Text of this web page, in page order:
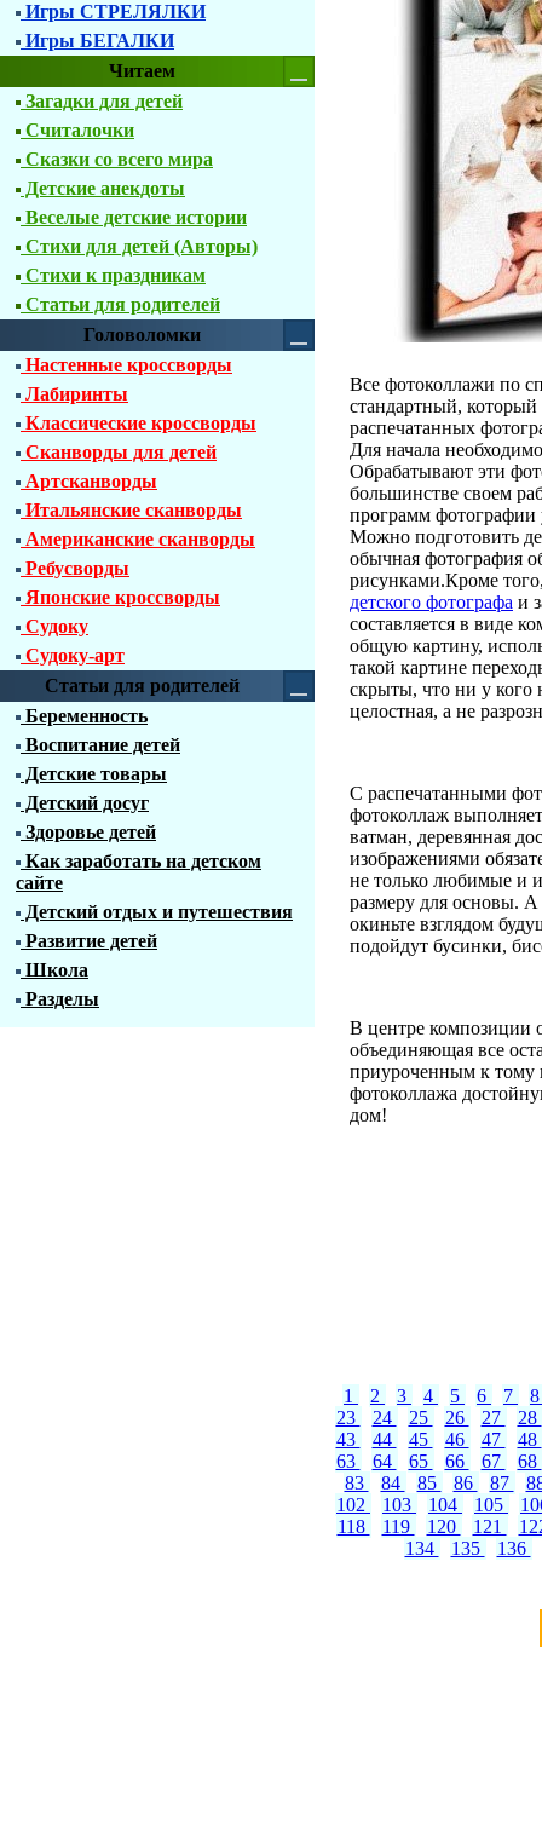
Игры СТРЕЛЯЛКИ
Игры БЕГАЛКИ
Читаем
Загадки для детей
Считалочки
Сказки со всего мира
Детские анекдоты
Веселые детские истории
Стихи для детей (Авторы)
Стихи к праздникам
Статьи для родителей
Головоломки
Настенные кроссворды
Лабиринты
Классические кроссворды
Сканворды для детей
Артсканворды
Итальянские сканворды
Американские сканворды
Ребусворды
Японские кроссворды
Судоку
Судоку-арт
Статьи для родителей
Беременность
Воспитание детей
Детские товары
Детский досуг
Здоровье детей
Как заработать на детском
сайте
Детский отдых и путешествия
Развитие детей
Школа
Разделы
Все фотоколлажи по
стандартный,
распечатанных
Для начала
Обрабатывают эти
большинстве своем
программ
Можно подготовить
обычная фотография
рисунками.Кроме
детского фотографа и
составляется в виде
общую картину,
такой картине
скрыты, что ни у кого
целостная, а не
С распечатанными
фотоколлаж
ватман, деревянная
изображениями
не только любимые и
размеру для основы. А
окиньте взглядом
подойдут бусинки,
В центре композиции
объединяющая все
приуроченным к тому
фотоколлажа
дом!
1 2 3 4 5 6 7
23
24 25 26 27
28
43
44 45 46 47
48
63
64 65 66 67
68
83
84 85 86 87
102
103 104 105
118
119 120 121
134
135 136